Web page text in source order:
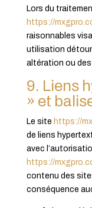
Lors du
https://
raisonnables
utilisation
altération ou
9. Liens
» et
Le site https://
de liens
avec
https://
contenu des
conséquence